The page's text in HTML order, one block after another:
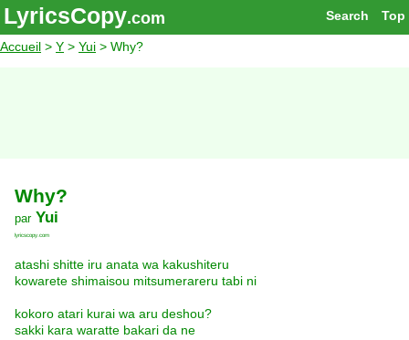
Top
Search
LyricsCopy.com
Accueil > Y > Yui > Why?
Why?
par Yui
lyricscopy.com
atashi shitte iru anata wa kakushiteru
kowarete shimaisou mitsumerareru tabi ni
kokoro atari kurai wa aru deshou?
sakki kara waratte bakari da ne